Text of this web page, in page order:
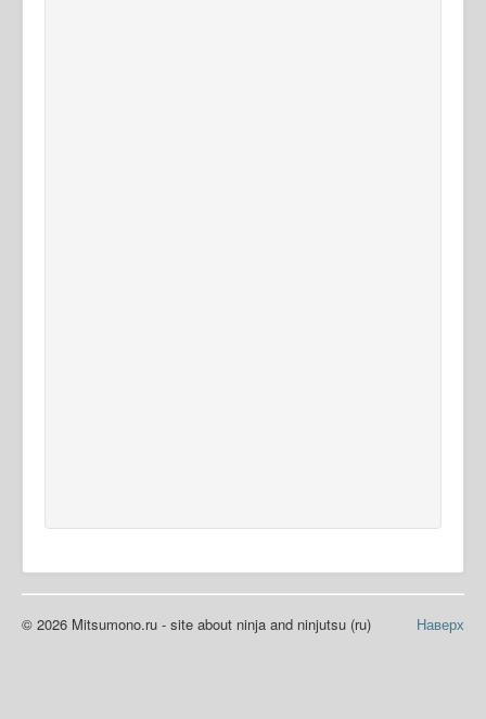
Наверх
© 2026 Mitsumono.ru - site about ninja and ninjutsu (ru)